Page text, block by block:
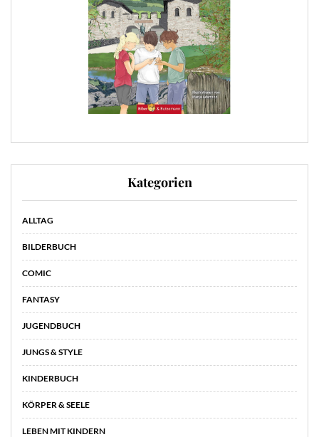
Kategorien
ALLTAG
BILDERBUCH
COMIC
FANTASY
JUGENDBUCH
JUNGS & STYLE
KINDERBUCH
KÖRPER & SEELE
LEBEN MIT KINDERN